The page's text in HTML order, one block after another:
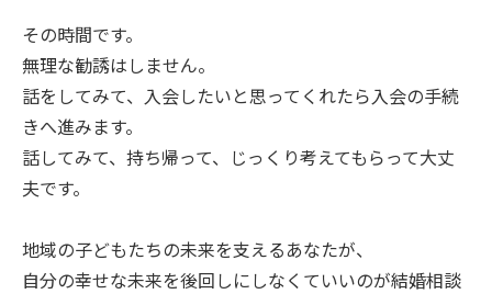
その時間です。
無理な勧誘はしません。
話をしてみて、入会したいと思ってくれたら入会の手続
きへ進みます。
話してみて、持ち帰って、じっくり考えてもらって大丈
夫です。
地域の子どもたちの未来を支えるあなたが、
自分の幸せな未来を後回しにしなくていいのが結婚相談